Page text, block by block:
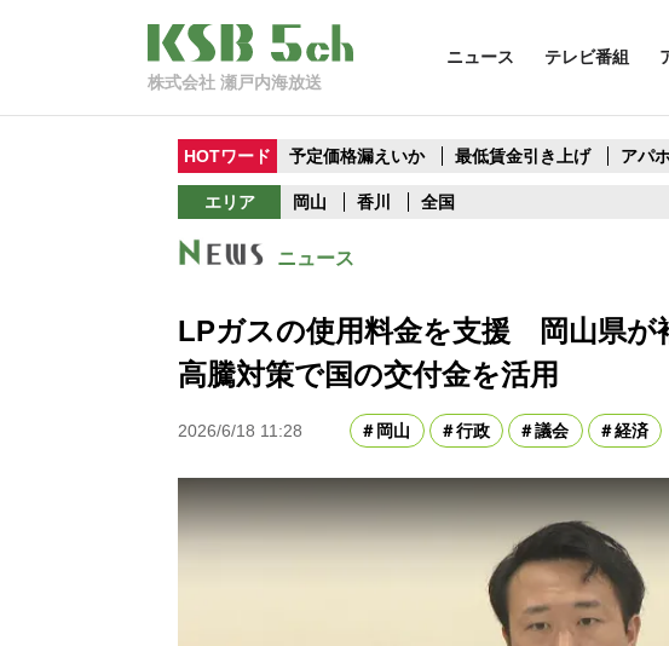
株式会社 瀬戸内海放送
ニュース テレビ番組
HOTワード 予定価格漏えいか 最低賃金引き上げ アパ
エリア 岡山 香川 全国
ニュース
LPガスの使用料金を支援 岡山県
高騰対策で国の交付金を活用
2026/6/18 11:28 岡山 行政 議会 経済